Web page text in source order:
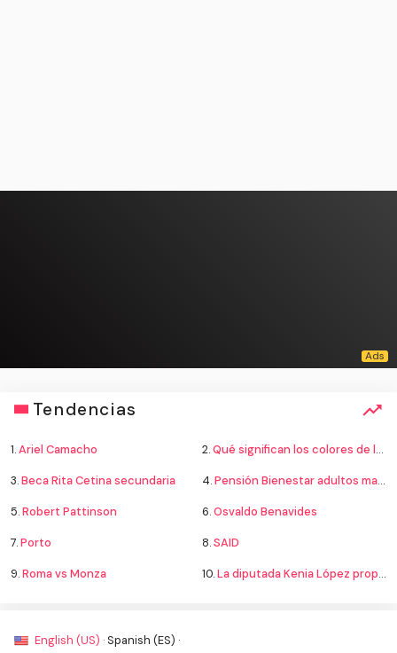
Tendencias
1.Ariel Camacho 2.Qué significan los colores de la bandera
3.Beca Rita Cetina secundaria 4.Pensión Bienestar adultos mayores
5.Robert Pattinson 6.Osvaldo Benavides
7.Porto 8.SAID
9.Roma vs Monza 10.La diputada Kenia López propone cambiar el nombre del país a México
English (US) · Spanish (ES) ·